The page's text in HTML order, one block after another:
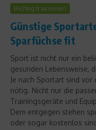
Richtig trainieren
Günstige
Sparfüchse fit
Sport ist nicht nur ein
gesunden Lebensweise,
Je nach Sportart sind
nötig. Nicht nur die
Trainingsgeräte und
Dem entgegen stehen
oder sogar kostenlos